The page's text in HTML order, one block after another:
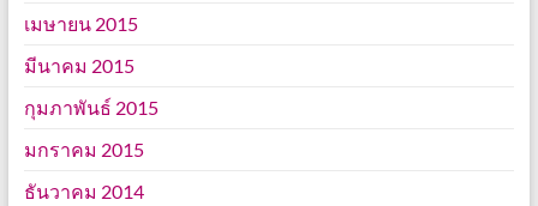
เมษายน 2015
มีนาคม 2015
กุมภาพันธ์ 2015
มกราคม 2015
ธันวาคม 2014